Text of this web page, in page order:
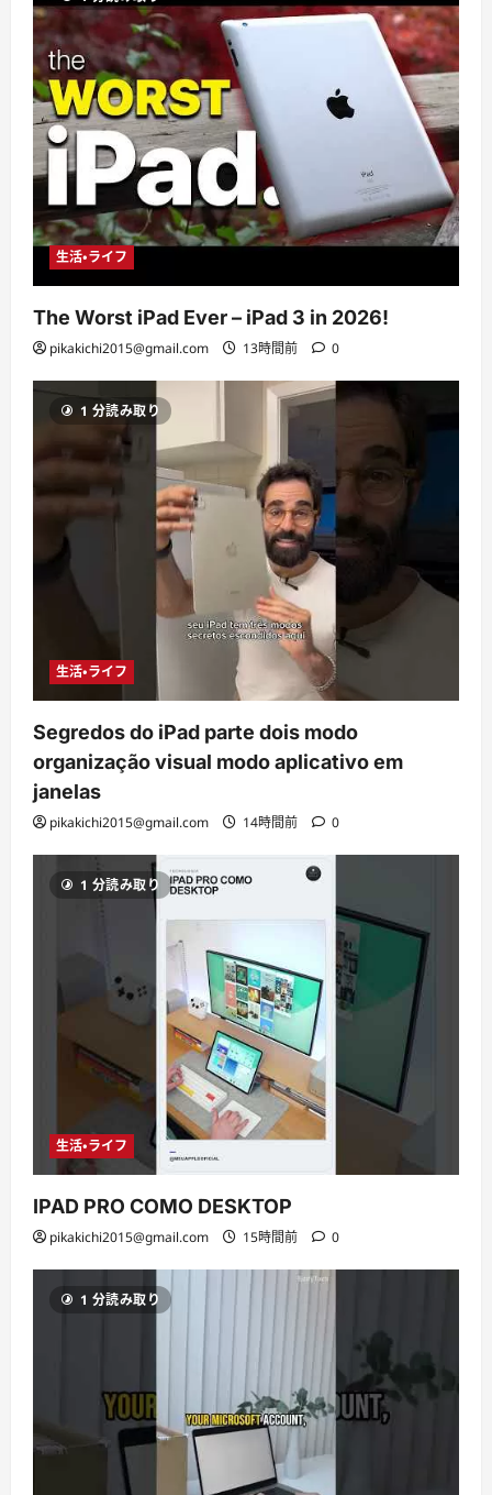
生活・ライフ
The Worst iPad Ever – iPad 3 in 2026!
pikakichi2015@gmail.com 13時間前 0
1 分読み取り
生活・ライフ
Segredos do iPad parte dois modo
organização visual modo aplicativo em
janelas
pikakichi2015@gmail.com 14時間前 0
1 分読み取り
生活・ライフ
IPAD PRO COMO DESKTOP
pikakichi2015@gmail.com 15時間前 0
1 分読み取り